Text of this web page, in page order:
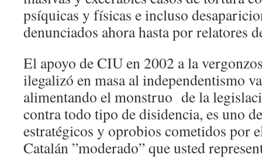
psíquicas y físicas e incluso
denunciados ahora hasta por relatores
El apoyo de CIU en 2002 a la
ilegalizó en masa al independentismo
alimentando el monstruo de la
contra todo tipo de disidencia, es uno
estratégicos y oprobios cometidos por
Catalán ”moderado” que usted